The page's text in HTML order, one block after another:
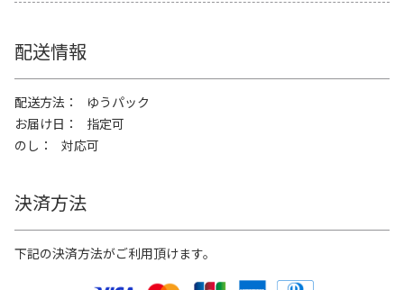
配送情報
配送方法
ゆうパック
お届け日
指定可
のし
対応可
決済方法
下記の決済方法がご利用頂けます。